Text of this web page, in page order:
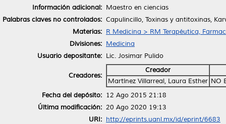
Información adicional: Maestro en ciencias
Palabras claves no controlados: Capulincillo, Toxinas y antitoxinas,
Materias: R Medicina > RM Terapéutica,
Divisiones: Medicina
Usuario depositante: Lic. Josimar Pulido
Creadores:
Creador
Martínez Villarreal, Laura Esther NO
Fecha del depósito: 12 Ago 2015 21:18
Última modificación: 20 Ago 2020 19:13
URI: http://eprints.uanl.mx/id/eprint/6683